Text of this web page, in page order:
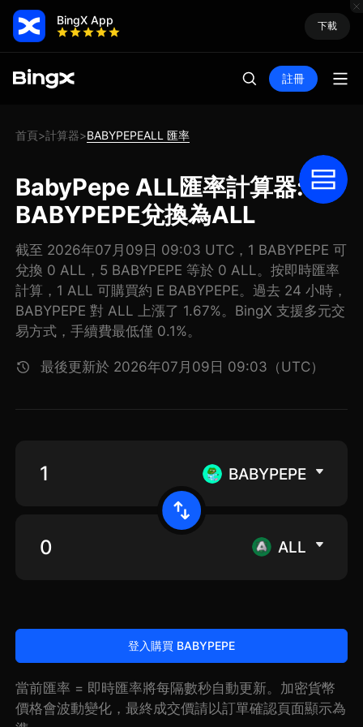
BingX App 下載
註冊
首頁>計算器>BABYPEPEALL 匯率
BabyPepe ALL匯率計算器: 把
BABYPEPE兌換為ALL
截至 2026年07月09日 09:03 UTC，1 BABYPEPE 可
兌換 0 ALL，5 BABYPEPE 等於 0 ALL。按即時匯率
計算，1 ALL 可購買約 E BABYPEPE。過去 24 小時，
BABYPEPE 對 ALL 上漲了 1.67%。BingX 支援多元交
易方式，手續費最低僅 0.1%。
最後更新於 2026年07月09日 09:03（UTC）
BABYPEPE
ALL
登入購買 BABYPEPE
當前匯率 = 即時匯率將每隔數秒自動更新。加密貨幣
價格會波動變化，最終成交價請以訂單確認頁面顯示為